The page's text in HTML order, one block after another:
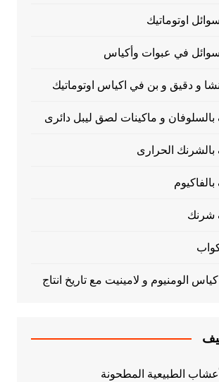
اوتوماتيك
سوائل في عبوات وأكياس
نشا و دقيق و بن في اكياس اوتوماتيك
بالسلوفان و ماكينات لصق ليبل دائرى
بالشرنك الحرارى
شرنك
الومنيوم و لامينيت مع تاريخ انتاج
الطبيعية المطحونة